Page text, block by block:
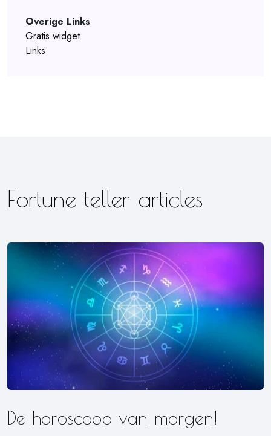
Overige Links
Gratis widget
Links
Fortune teller articles
De horoscoop van morgen!